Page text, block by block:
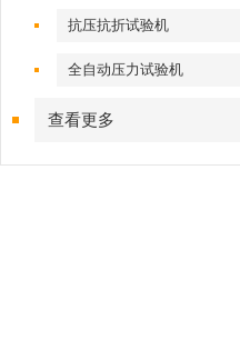
抗压抗折试验机
全自动压力试验机
查看更多